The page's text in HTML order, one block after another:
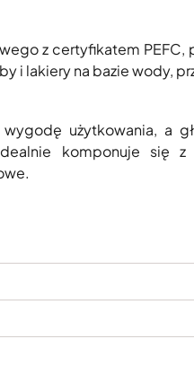
z certyfikatem
i lakiery na bazie wody,
wygodę użytkowania, a
komponuje się